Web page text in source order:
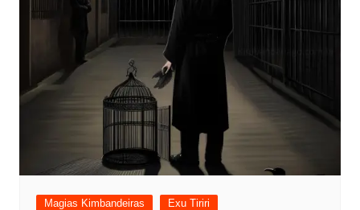
Magias Kimbandeiras Exu Tiriri